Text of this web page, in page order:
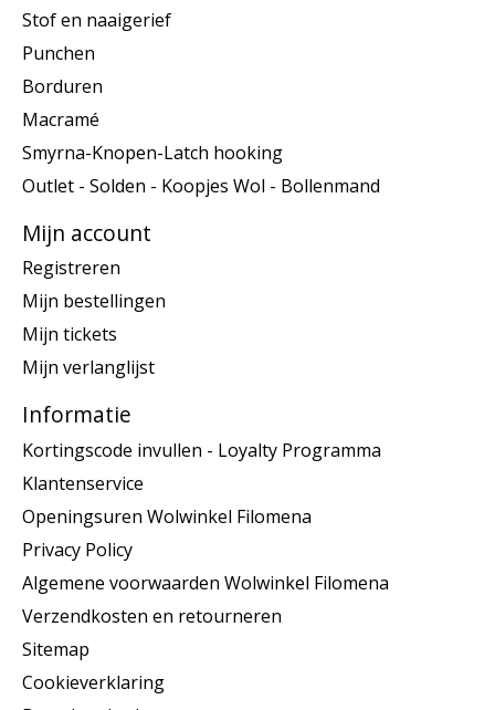
Stof en naaigerief
Punchen
Borduren
Macramé
Smyrna-Knopen-Latch hooking
Outlet - Solden - Koopjes Wol - Bollenmand
Mijn account
Registreren
Mijn bestellingen
Mijn tickets
Mijn verlanglijst
Informatie
Kortingscode invullen - Loyalty Programma
Klantenservice
Openingsuren Wolwinkel Filomena
Privacy Policy
Algemene voorwaarden Wolwinkel Filomena
Verzendkosten en retourneren
Sitemap
Cookieverklaring